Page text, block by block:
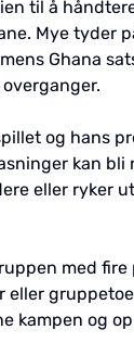
til å
Mye tyder
Ghana
og hans
kan bli
eller ryker
med fire
eller
kampen og